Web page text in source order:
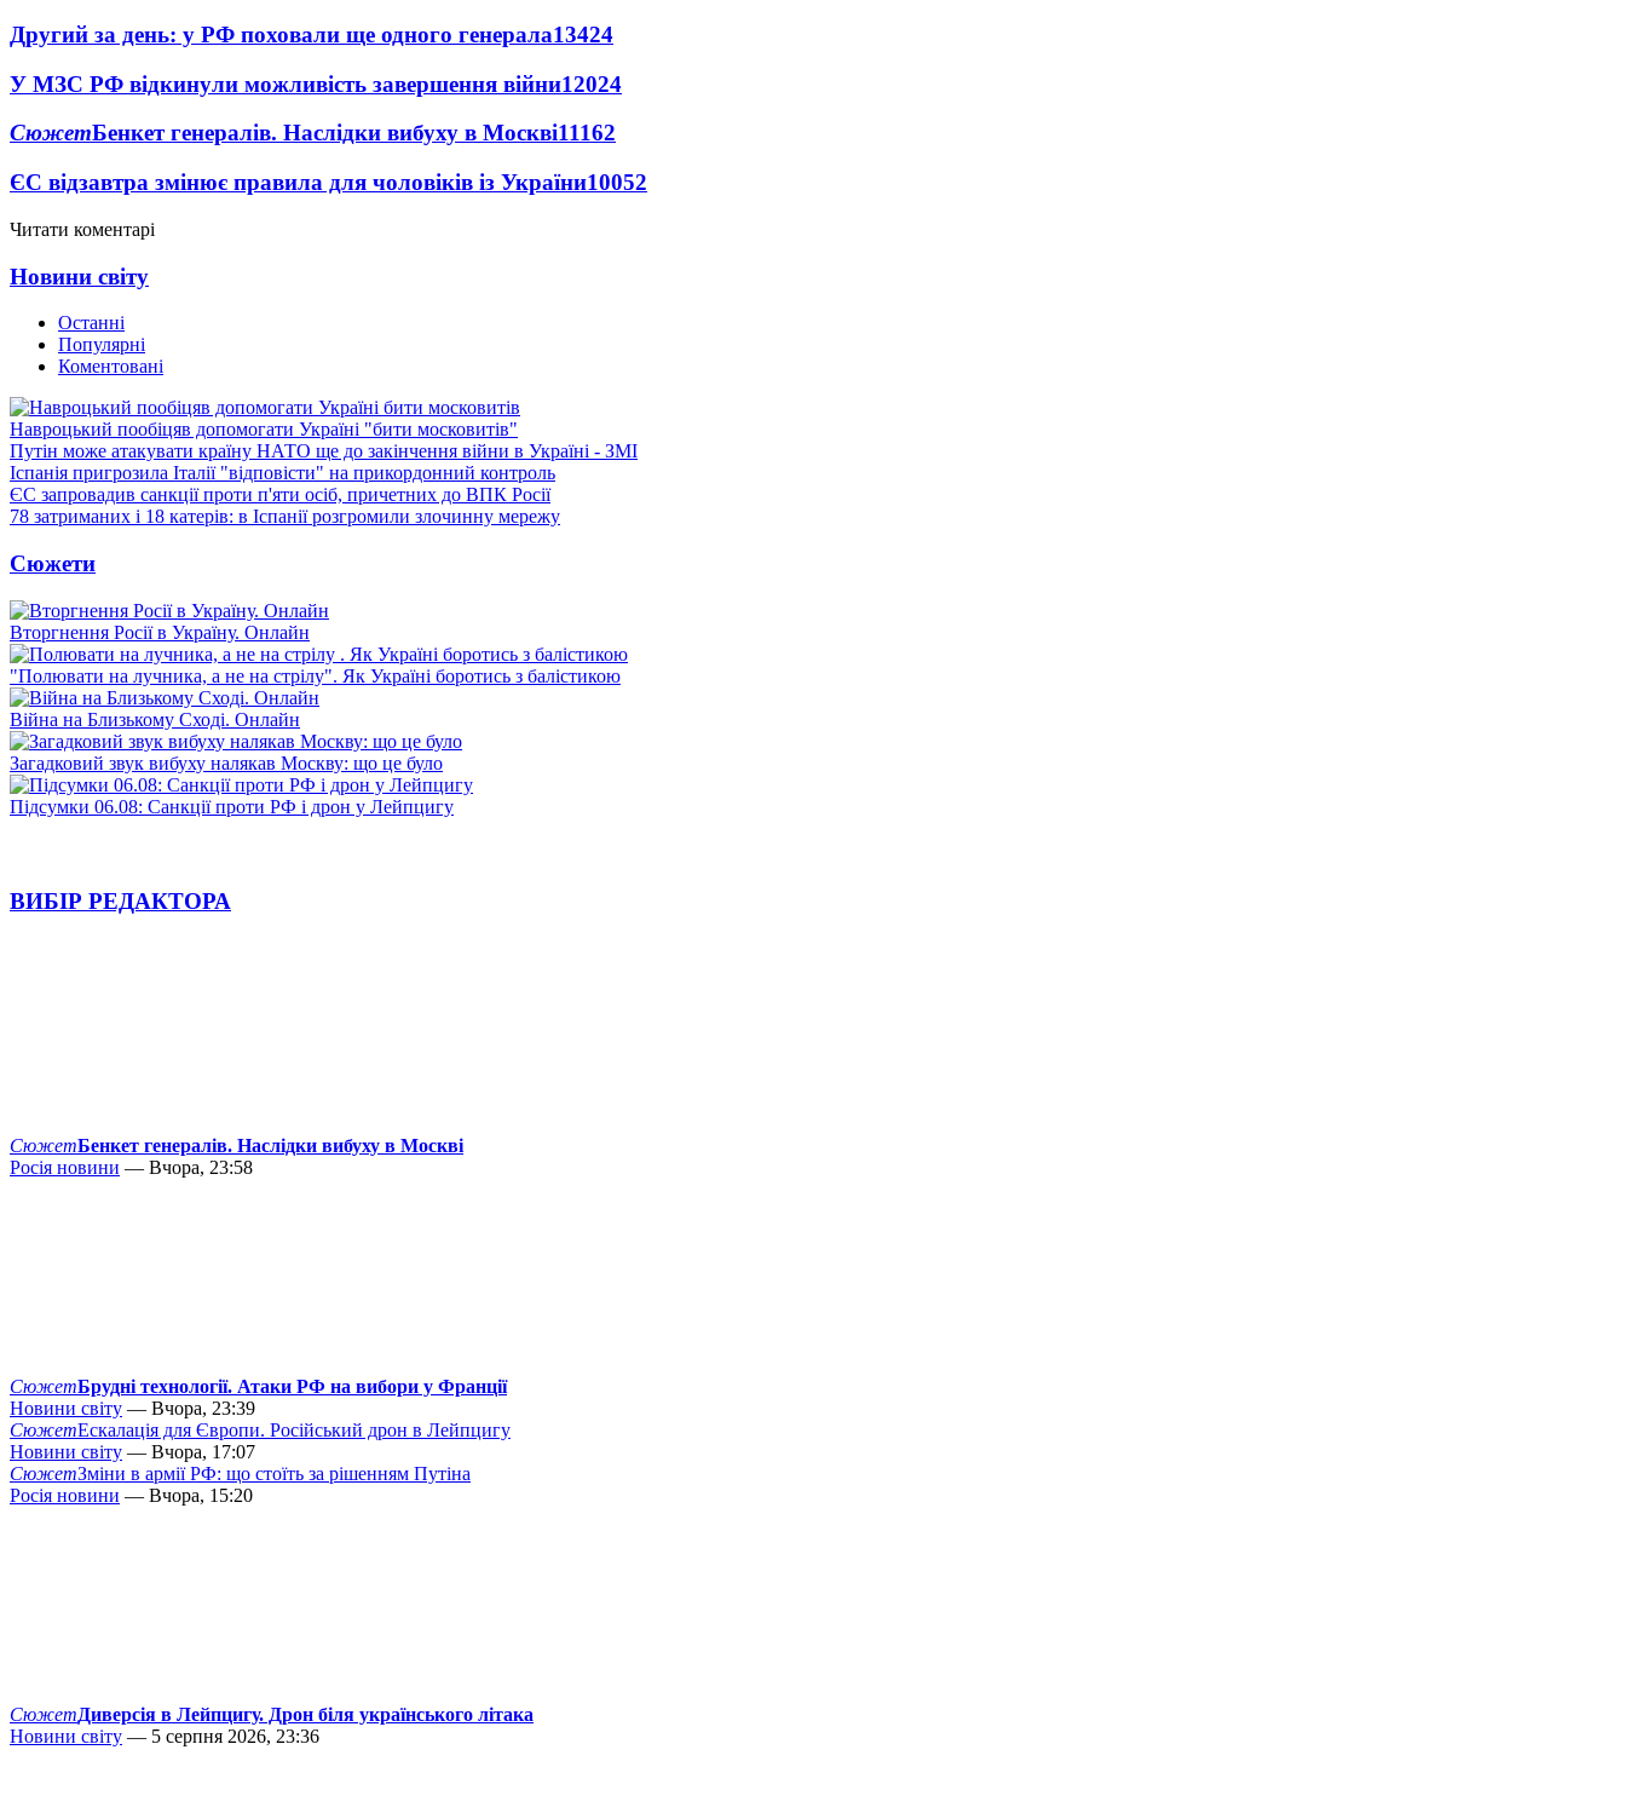
Другий за день: у РФ поховали ще одного генерала13424
У МЗС РФ відкинули можливість завершення війни12024
СюжетБенкет генералів. Наслідки вибуху в Москві11162
ЄС відзавтра змінює правила для чоловіків із України10052
Читати коментарі
Новини світу
Останні
Популярні
Коментовані
Навроцький пообіцяв допомогати Україні "бити московитів"
Путін може атакувати країну НАТО ще до закінчення війни в Україні - ЗМІ
Іспанія пригрозила Італії "відповісти" на прикордонний контроль
ЄС запровадив санкції проти п'яти осіб, причетних до ВПК Росії
78 затриманих і 18 катерів: в Іспанії розгромили злочинну мережу
Сюжети
Вторгнення Росії в Україну. Онлайн
"Полювати на лучника, а не на стрілу". Як Україні боротись з балістикою
Війна на Близькому Сході. Онлайн
Загадковий звук вибуху налякав Москву: що це було
Підсумки 06.08: Санкції проти РФ і дрон у Лейпцигу
ВИБІР РЕДАКТОРА
СюжетБенкет генералів. Наслідки вибуху в Москві
Росія новини — Вчора, 23:58
СюжетБрудні технології. Атаки РФ на вибори у Франції
Новини світу — Вчора, 23:39
СюжетЕскалація для Європи. Російський дрон в Лейпцигу
Новини світу — Вчора, 17:07
СюжетЗміни в армії РФ: що стоїть за рішенням Путіна
Росія новини — Вчора, 15:20
СюжетДиверсія в Лейпцигу. Дрон біля українського літака
Новини світу — 5 серпня 2026, 23:36